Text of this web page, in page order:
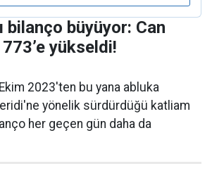
bilanço büyüyor: Can
yükseldi!
2023'ten bu yana abluka
yönelik sürdürdüğü katliam
her geçen gün daha da